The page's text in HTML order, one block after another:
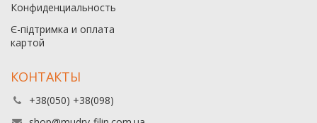
Конфиденциальность
Є-підтримка и оплата
картой
КОНТАКТЫ
+38(050) +38(098)